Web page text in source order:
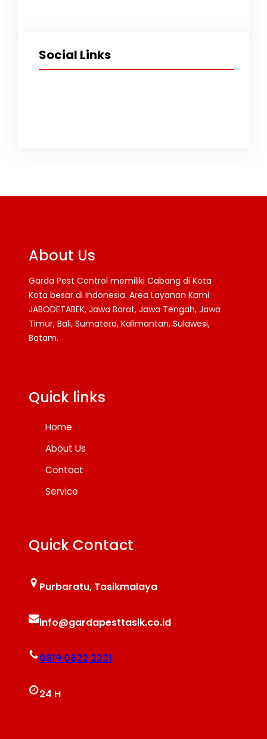
Social Links
About Us
Garda Pest Control memiliki Cabang di Kota
Kota besar di Indonesia. Area Layanan Kami:
JABODETABEK, Jawa Barat, Jawa Tengah, Jawa
Timur, Bali, Sumatera, Kalimantan, Sulawesi,
Batam.
Quick links
Home
About Us
Contact
Service
Quick Contact
Purbaratu, Tasikmalaya
info@gardapesttasik.co.id
0819 0622 2221
24 H